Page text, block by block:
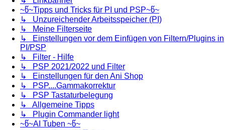
~წ~Tipps und Tricks für PI und PSP~წ~
↳ Unzureichender Arbeitsspeicher (PI)
↳ Meine Filterseite
↳ Einstellungen vor dem Einfügen von Filtern/Plugins in
PI/PSP
↳ Filter - Hilfe
↳ PSP 2021/2022 und Filter
↳ Einstellungen für den Ani Shop
↳ PSP....Gammakorrektur
↳ PSP Tastaturbelegung
↳ Allgemeine Tipps
↳ Plugin Commander light
~წ~AI Tuben ~წ~